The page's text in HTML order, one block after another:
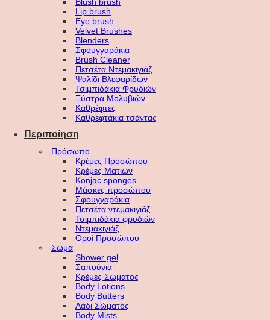
Lip brush
Eye brush
Velvet Brushes
Blenders
Σφουγγαράκια
Brush Cleaner
Πετσέτα Ντεμακιγιάζ
Ψαλίδι Βλεφαρίδων
Τσιμπιδάκια Φρυδιών
Ξύστρα Μολυβιών
Καθρέφτες
Καθρεφτάκια τσάντας
Περιποίηση
Πρόσωπο
Κρέμες Προσώπου
Κρέμες Ματιών
Konjac sponges
Μάσκες προσώπου
Σφουγγαράκια
Πετσέτα ντεμακιγιάζ
Τσιμπιδάκια φρυδιών
Ντεμακιγιάζ
Οροί Προσώπου
Σώμα
Shower gel
Σαπούνια
Κρέμες Σώματος
Body Lotions
Body Butters
Λάδι Σώματος
Body Mists